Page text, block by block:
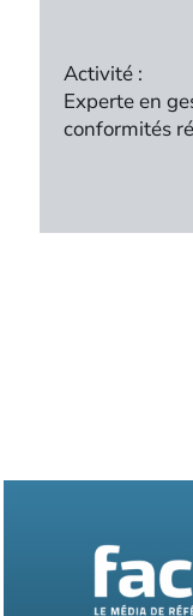
Activité :
Experte en
conformités